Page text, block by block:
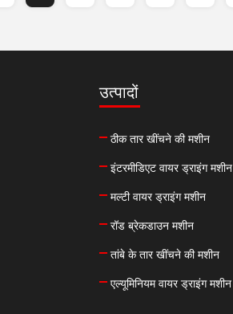
उत्पादों
ठीक तार खींचने की मशीन
इंटरमीडिएट वायर ड्राइंग मशीन
मल्टी वायर ड्राइंग मशीन
रॉड ब्रेकडाउन मशीन
तांबे के तार खींचने की मशीन
एल्यूमिनियम वायर ड्राइंग मशीन